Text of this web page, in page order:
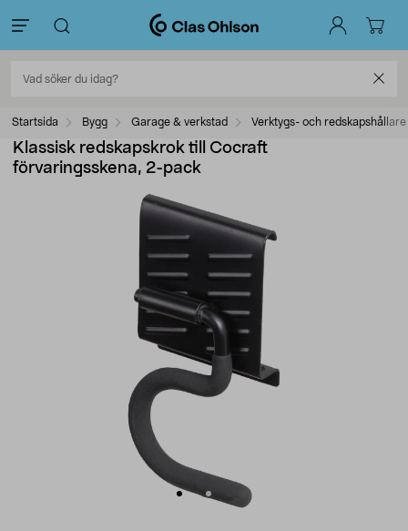
Startsida Bygg Garage & verkstad Verktygs- och redskapshållare
Klassisk redskapskrok till Cocraft
förvaringsskena, 2-pack